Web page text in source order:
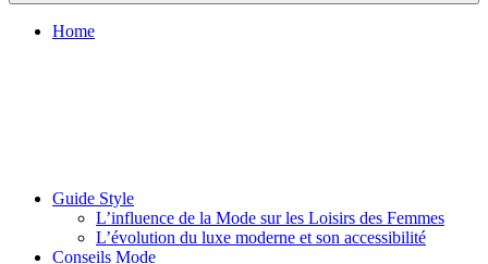
Home
Guide Style
L’influence de la Mode sur les Loisirs des Femmes
L’évolution du luxe moderne et son accessibilité
Conseils Mode